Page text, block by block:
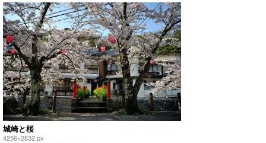
城崎と桜
4256×2832 px